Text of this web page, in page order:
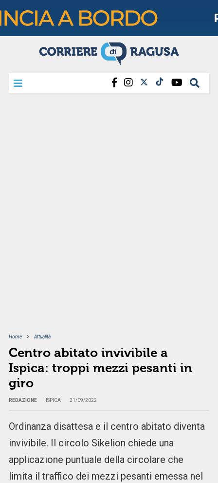
Home Attualità
Centro abitato invivibile a
Ispica: troppi mezzi pesanti in
giro
REDAZIONE ISPICA 21/09/2022
Ordinanza disattesa e il centro abitato diventa
invivibile. Il circolo Sikelion chiede una
applicazione puntuale della circolare che
limita il traffico dei mezzi pesanti emessa nel